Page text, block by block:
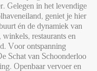
Gelegen in het levendige
geniet je hier
én de dynamiek van
restaurants en
Voor ontspanning
Schat van Schoonderloo
Openbaar vervoer en